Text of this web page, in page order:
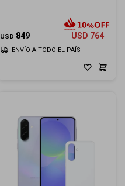
USD 849 USD 764
ENVÍO A TODO EL PAÍS